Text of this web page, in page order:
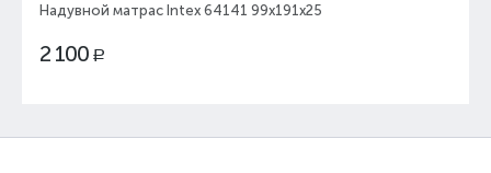
Надувной матрас Intex 64141 99x191x25
2 100 Р